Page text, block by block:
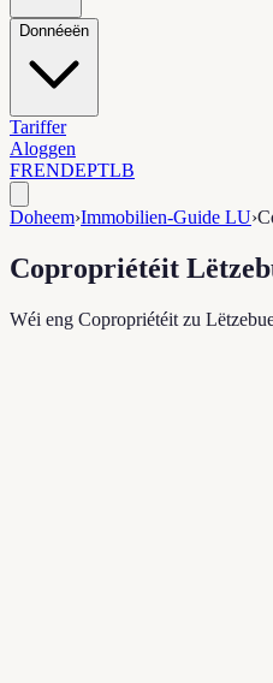
Donnéeën
Tariffer
Aloggen
FRENDEPTLB
Doheem›Immobilien-Guide LU›
Copropriétéit
Wéi eng Copropriétéit zu